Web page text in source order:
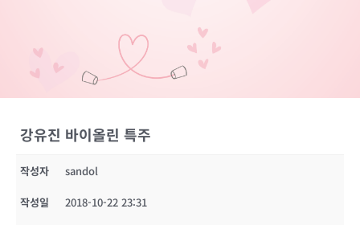
강유진 바이올린 특주
작성자 sandol
작성일 2018-10-22 23:31